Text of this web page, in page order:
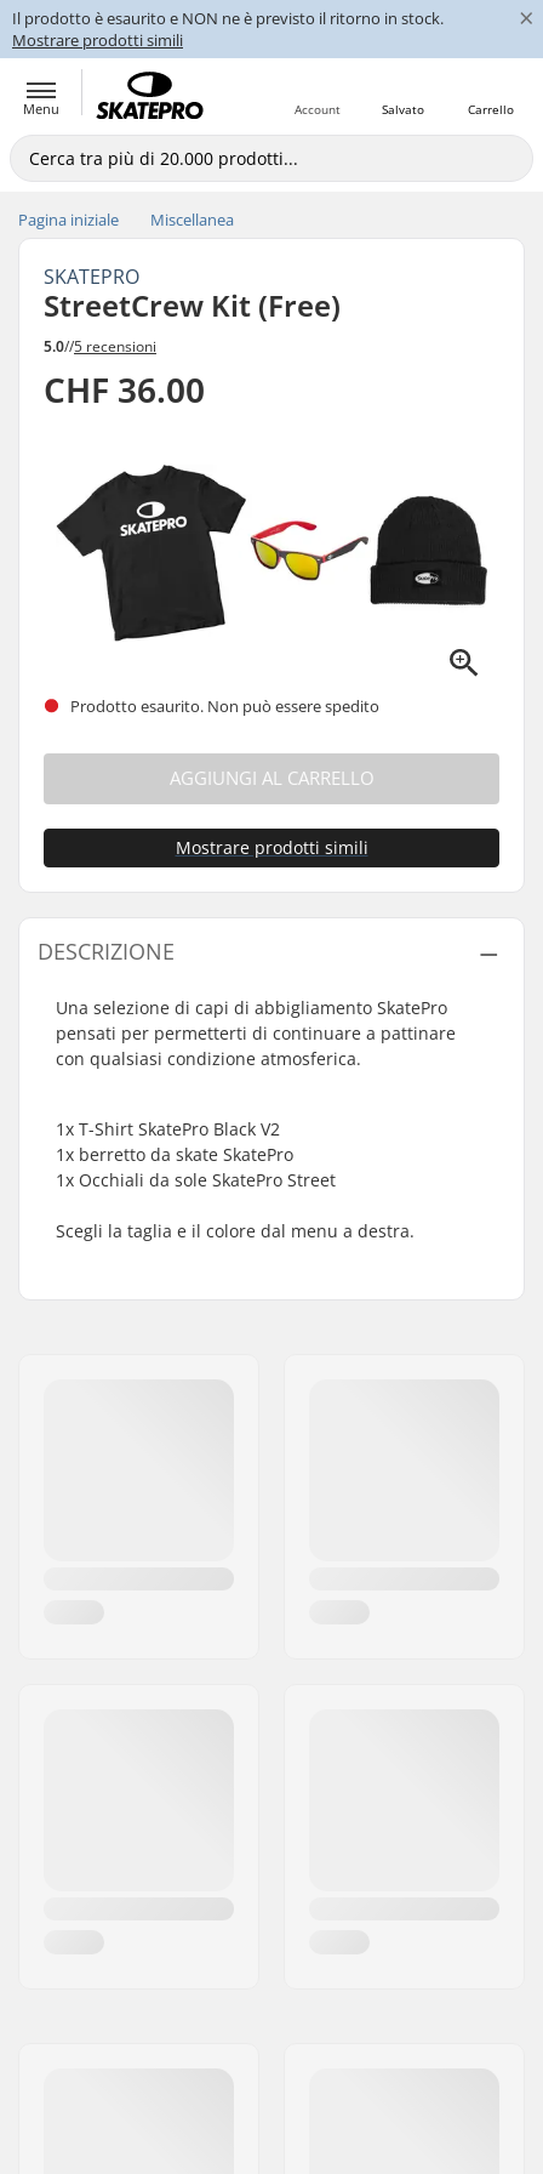
Il prodotto è esaurito e NON ne è previsto il ritorno in stock.
Mostrare prodotti simili
×
Menu Carrello
Salvato
Account
Pagina iniziale Miscellanea
SKATEPRO
StreetCrew Kit (Free)
5.0//5 recensioni
CHF 36.00
Prodotto esaurito. Non può essere spedito
AGGIUNGI AL CARRELLO
Mostrare prodotti simili
DESCRIZIONE
Una selezione di capi di abbigliamento SkatePro
pensati per permetterti di continuare a pattinare
con qualsiasi condizione atmosferica.
1x T-Shirt SkatePro Black V2
1x berretto da skate SkatePro
1x Occhiali da sole SkatePro Street
Scegli la taglia e il colore dal menu a destra.